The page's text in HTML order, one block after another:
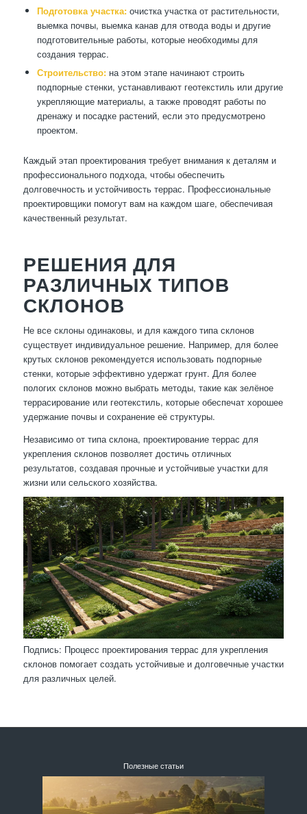
Подготовка участка:очистка участка от растительности,
выемка почвы, выемка канав для отвода воды и другие
подготовительные работы, которые необходимы для
создания террас.
Строительство:на этом этапе начинают строить
подпорные стенки, устанавливают геотекстиль или другие
укрепляющие материалы, а также проводят работы по
дренажу и посадке растений, если это предусмотрено
проектом.
Каждый этап проектирования требует внимания к деталям и
профессионального подхода, чтобы обеспечить
долговечность и устойчивость террас. Профессиональные
проектировщики помогут вам на каждом шаге, обеспечивая
качественный результат.
РЕШЕНИЯ ДЛЯ
РАЗЛИЧНЫХ ТИПОВ
СКЛОНОВ
Не все склоны одинаковы, и для каждого типа склонов
существует индивидуальное решение. Например, для более
крутых склонов рекомендуется использовать подпорные
стенки, которые эффективно удержат грунт. Для более
пологих склонов можно выбрать методы, такие как зелёное
террасирование или геотекстиль, которые обеспечат хорошее
удержание почвы и сохранение её структуры.
Независимо от типа склона, проектирование террас для
укрепления склонов позволяет достичь отличных
результатов, создавая прочные и устойчивые участки для
жизни или сельского хозяйства.
Подпись: Процесс проектирования террас для укрепления
склонов помогает создать устойчивые и долговечные участки
для различных целей.
Полезные статьи